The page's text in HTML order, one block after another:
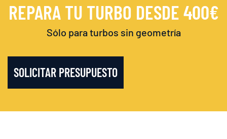
REPARA TU TURBO DESDE 400€
Sólo para turbos sin geometría
SOLICITAR PRESUPUESTO